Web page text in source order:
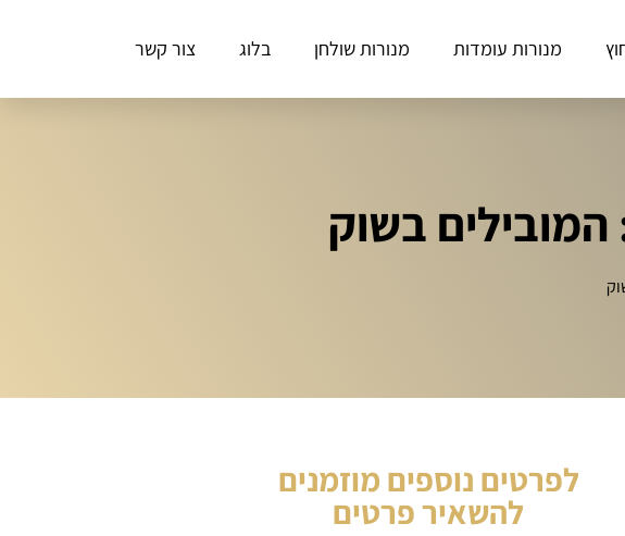
מנורות עומדות מנורות שולחן בלוג צור קשר
לפרטים נוספים מוזמנים
להשאיר פרטים